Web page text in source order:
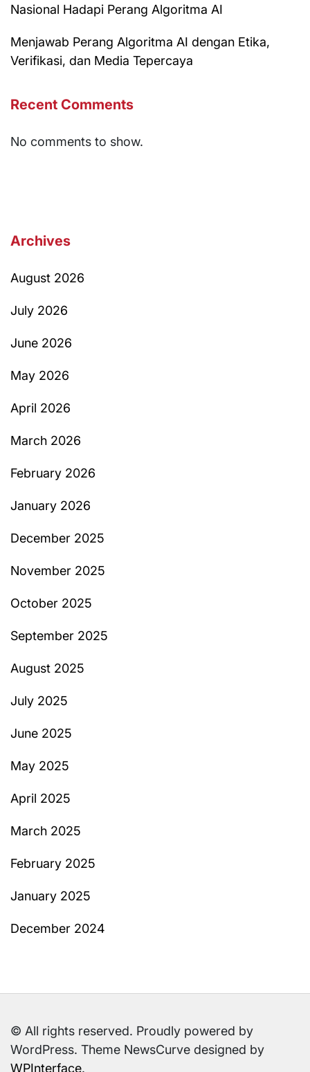
Nasional Hadapi Perang Algoritma AI
Menjawab Perang Algoritma AI dengan Etika,
Verifikasi, dan Media Tepercaya
Recent Comments
No comments to show.
Archives
August 2026
July 2026
June 2026
May 2026
April 2026
March 2026
February 2026
January 2026
December 2025
November 2025
October 2025
September 2025
August 2025
July 2025
June 2025
May 2025
April 2025
March 2025
February 2025
January 2025
December 2024
© All rights reserved. Proudly powered by
WordPress. Theme NewsCurve designed by
WPInterface.